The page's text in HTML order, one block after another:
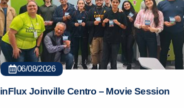
06/08/2026
inFlux Joinville Centro – Movie Session